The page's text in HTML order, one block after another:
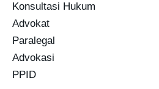
Konsultasi Hukum
Advokat
Paralegal
Advokasi
PPID